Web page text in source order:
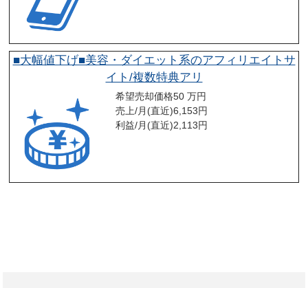
■大幅値下げ■美容・ダイエット系のアフィリエイトサ
イト/複数特典アリ
希望売却価格50 万円
売上/月(直近)6,153円
利益/月(直近)2,113円